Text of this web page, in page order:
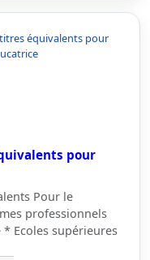
pour
Pour le
professionnels
Ecoles supérieures